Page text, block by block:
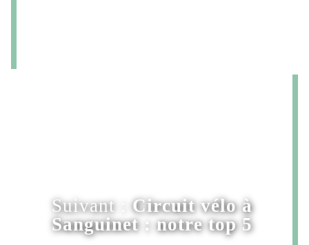
Suivant :Circuit vélo à
Sanguinet : notre top 5